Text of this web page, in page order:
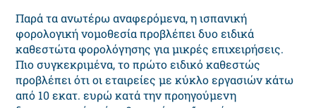
Παρά τα ανωτέρω αναφερόμενα, η ισπανική
φορολογική νομοθεσία προβλέπει δυο ειδικά
καθεστώτα φορολόγησης για μικρές επιχειρήσεις.
Πιο συγκεκριμένα, το πρώτο ειδικό καθεστώς
προβλέπει ότι οι εταιρείες με κύκλο εργασιών κάτω
από 10 εκατ. ευρώ κατά την προηγούμενη